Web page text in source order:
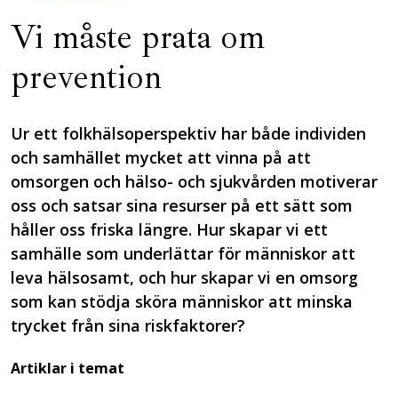
Vi måste prata om
prevention
Ur ett folkhälsoperspektiv har både individen
och samhället mycket att vinna på att
omsorgen och hälso- och sjukvården motiverar
oss och satsar sina resurser på ett sätt som
håller oss friska längre. Hur skapar vi ett
samhälle som underlättar för människor att
leva hälsosamt, och hur skapar vi en omsorg
som kan stödja sköra människor att minska
trycket från sina riskfaktorer?
Artiklar i temat